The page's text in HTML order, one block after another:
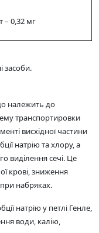
– 0,32 мг
засоби.
належить до
транспортировки
висхідної частини
натрію та хлору, а
виділення сечі. Це
крові, зниження
набряках.
натрію у петлі Генле,
води, калію,